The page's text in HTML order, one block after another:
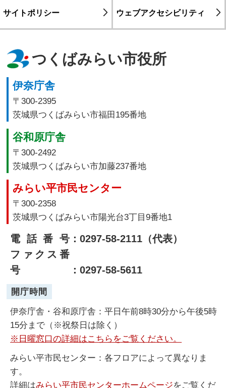
サイトポリシー ウェブアクセシビリティ
つくばみらい市役所
伊奈庁舎
〒300-2395
茨城県つくばみらい市福田195番地
谷和原庁舎
〒300-2492
茨城県つくばみらい市加藤237番地
みらい平市民センター
〒300-2358
茨城県つくばみらい市陽光台3丁目9番地1
電話番号：0297-58-2111（代表）
ファクス番
号
：0297-58-5611
開庁時間
伊奈庁舎・谷和原庁舎：平日午前8時30分から午後5時
15分まで（※祝祭日は除く）
※日曜窓口の詳細はこちらをご覧ください。
みらい平市民センター：各フロアによって異なりま
す。
詳細はみらい平市民センターホームページをご覧くだ